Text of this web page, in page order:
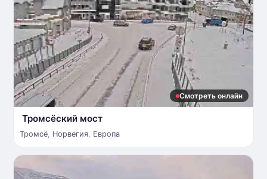
Смотреть онлайн
Тромсёский мост
Тромсё, Норвегия, Европа